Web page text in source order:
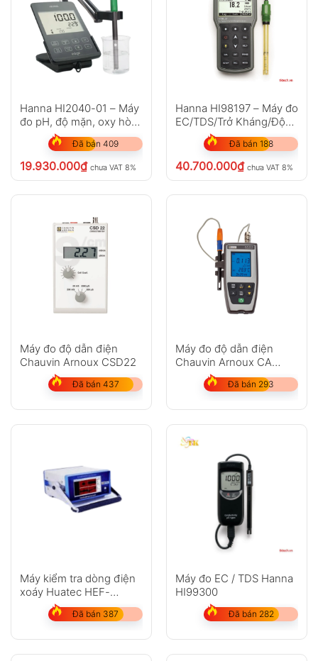
Hanna HI2040-01 – Máy
đo pH, độ mặn, oxy hòa
Đã bán 409
19.930.000₫ chưa VAT 8%
Hanna HI98197 – Máy đo
EC/TDS/Trở Kháng/Độ
Đã bán 188
40.700.000₫ chưa VAT 8%
Máy đo độ dẫn điện
Chauvin Arnoux CSD22
Đã bán 437
Máy đo độ dẫn điện
Chauvin Arnoux CA
Đã bán 293
Máy kiểm tra dòng điện
xoáy Huatec HEF-
EA2004
Đã bán 387
Máy đo EC / TDS Hanna
HI99300
Đã bán 282